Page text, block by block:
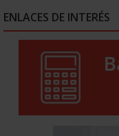
ENLACES DE INTERÉS